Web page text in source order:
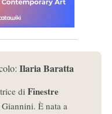
Ilaria Baratta
di Finestre
È nata a